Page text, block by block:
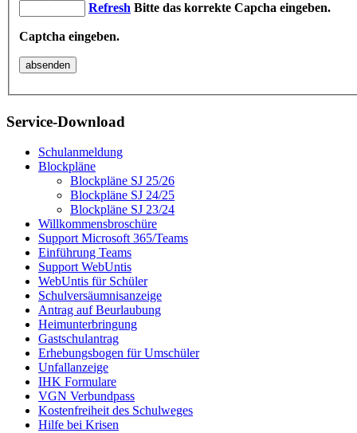
Refresh Bitte das korrekte Capcha eingeben.
Captcha eingeben.
absenden
Service-Download
Schulanmeldung
Blockpläne
Blockpläne SJ 25/26
Blockpläne SJ 24/25
Blockpläne SJ 23/24
Willkommensbroschüre
Support Microsoft 365/Teams
Einführung Teams
Support WebUntis
WebUntis für Schüler
Schulversäumnisanzeige
Antrag auf Beurlaubung
Heimunterbringung
Gastschulantrag
Erhebungsbogen für Umschüler
Unfallanzeige
IHK Formulare
VGN Verbundpass
Kostenfreiheit des Schulweges
Hilfe bei Krisen